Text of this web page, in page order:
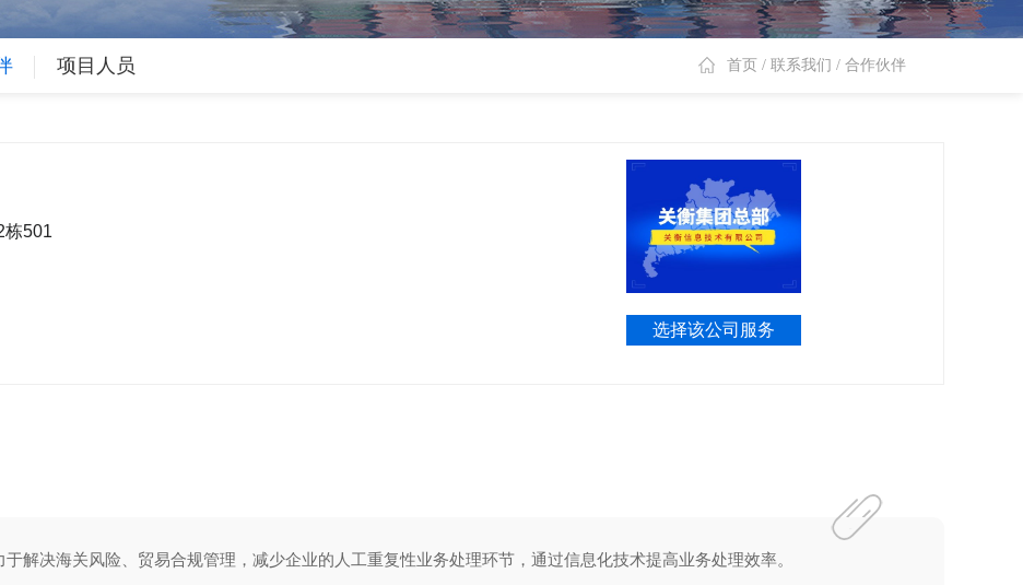
项目人员 首页 / 联系我们 / 合作伙伴
栋501
选择该公司服务
解决海关风险、贸易合规管理，减少企业的人工重复性业务处理环节，通过信息化技术提高业务处理效率。